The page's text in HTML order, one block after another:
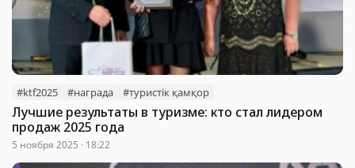
#ktf2025 #награда #туристік қамқор
Лучшие результаты в туризме: кто стал лидером
продаж 2025 года
5 ноября 2025 · 18:22